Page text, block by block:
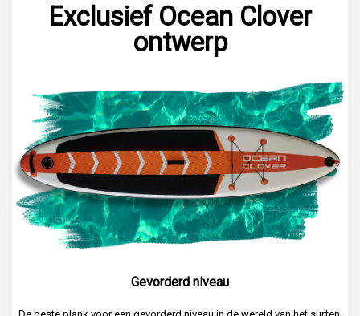
Exclusief Ocean Clover
ontwerp
Gevorderd niveau